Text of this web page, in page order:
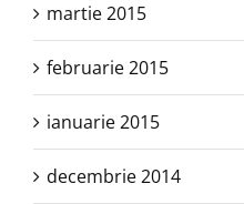
martie 2015
februarie 2015
ianuarie 2015
decembrie 2014